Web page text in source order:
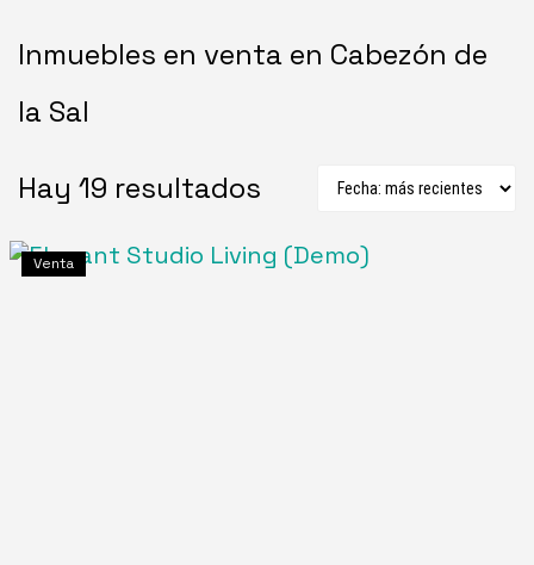
Inmuebles en venta en Cabezón de
la Sal
Hay 19 resultados
Venta